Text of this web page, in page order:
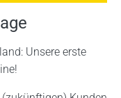
Unsere erste